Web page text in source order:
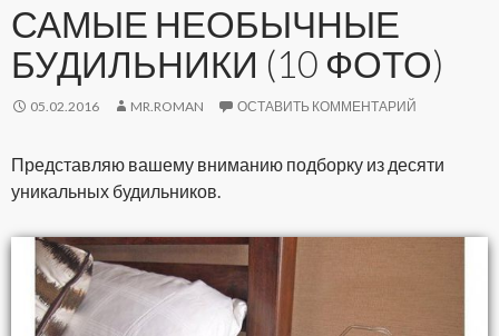
САМЫЕ НЕОБЫЧНЫЕ
БУДИЛЬНИКИ (10 ФОТО)
05.02.2016 MR.ROMAN ОСТАВИТЬ КОММЕНТАРИЙ
Представляю вашему вниманию подборку из десяти
уникальных будильников.